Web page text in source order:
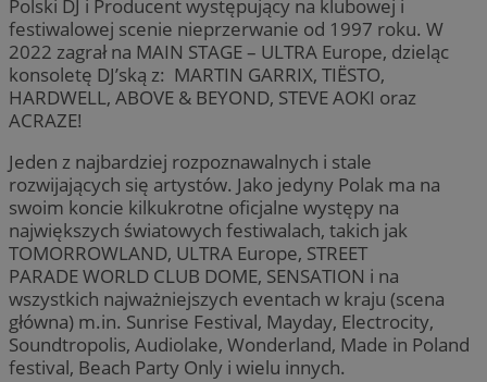
Polski DJ i Producent występujący na klubowej i
festiwalowej scenie nieprzerwanie od 1997 roku. W
2022 zagrał na MAIN STAGE – ULTRA Europe, dzieląc
konsoletę DJ’ską z: MARTIN GARRIX, TIËSTO,
HARDWELL, ABOVE & BEYOND, STEVE AOKI oraz
ACRAZE!
Jeden z najbardziej rozpoznawalnych i stale
rozwijających się artystów. Jako jedyny Polak ma na
swoim koncie kilkukrotne oficjalne występy na
największych światowych festiwalach, takich jak
TOMORROWLAND, ULTRA Europe, STREET
PARADE WORLD CLUB DOME, SENSATION i na
wszystkich najważniejszych eventach w kraju (scena
główna) m.in. Sunrise Festival, Mayday, Electrocity,
Soundtropolis, Audiolake, Wonderland, Made in Poland
festival, Beach Party Only i wielu innych.